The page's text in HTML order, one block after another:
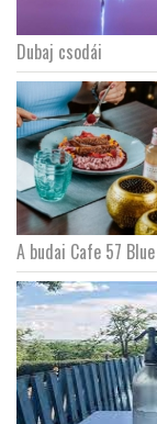
Dubaj csodái
A budai Cafe 57